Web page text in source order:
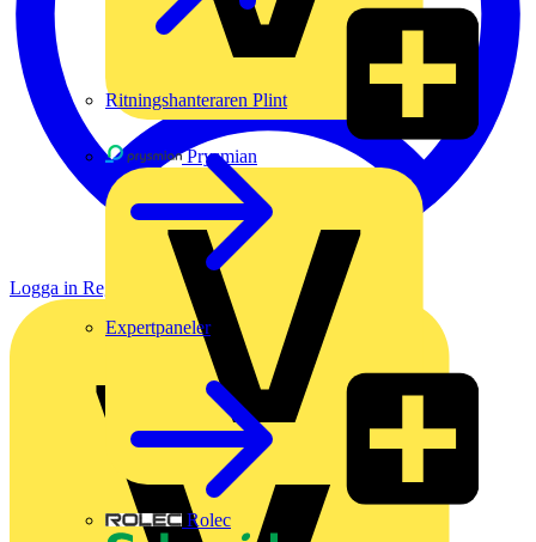
Prysmian
Rolec
Ritningshanteraren Plint
Expertpaneler
Logga in Registrera dig